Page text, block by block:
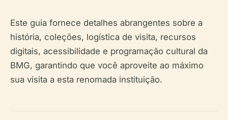
Este guia fornece detalhes abrangentes sobre a
história, coleções, logística de visita, recursos
digitais, acessibilidade e programação cultural da
BMG, garantindo que você aproveite ao máximo
sua visita a esta renomada instituição.